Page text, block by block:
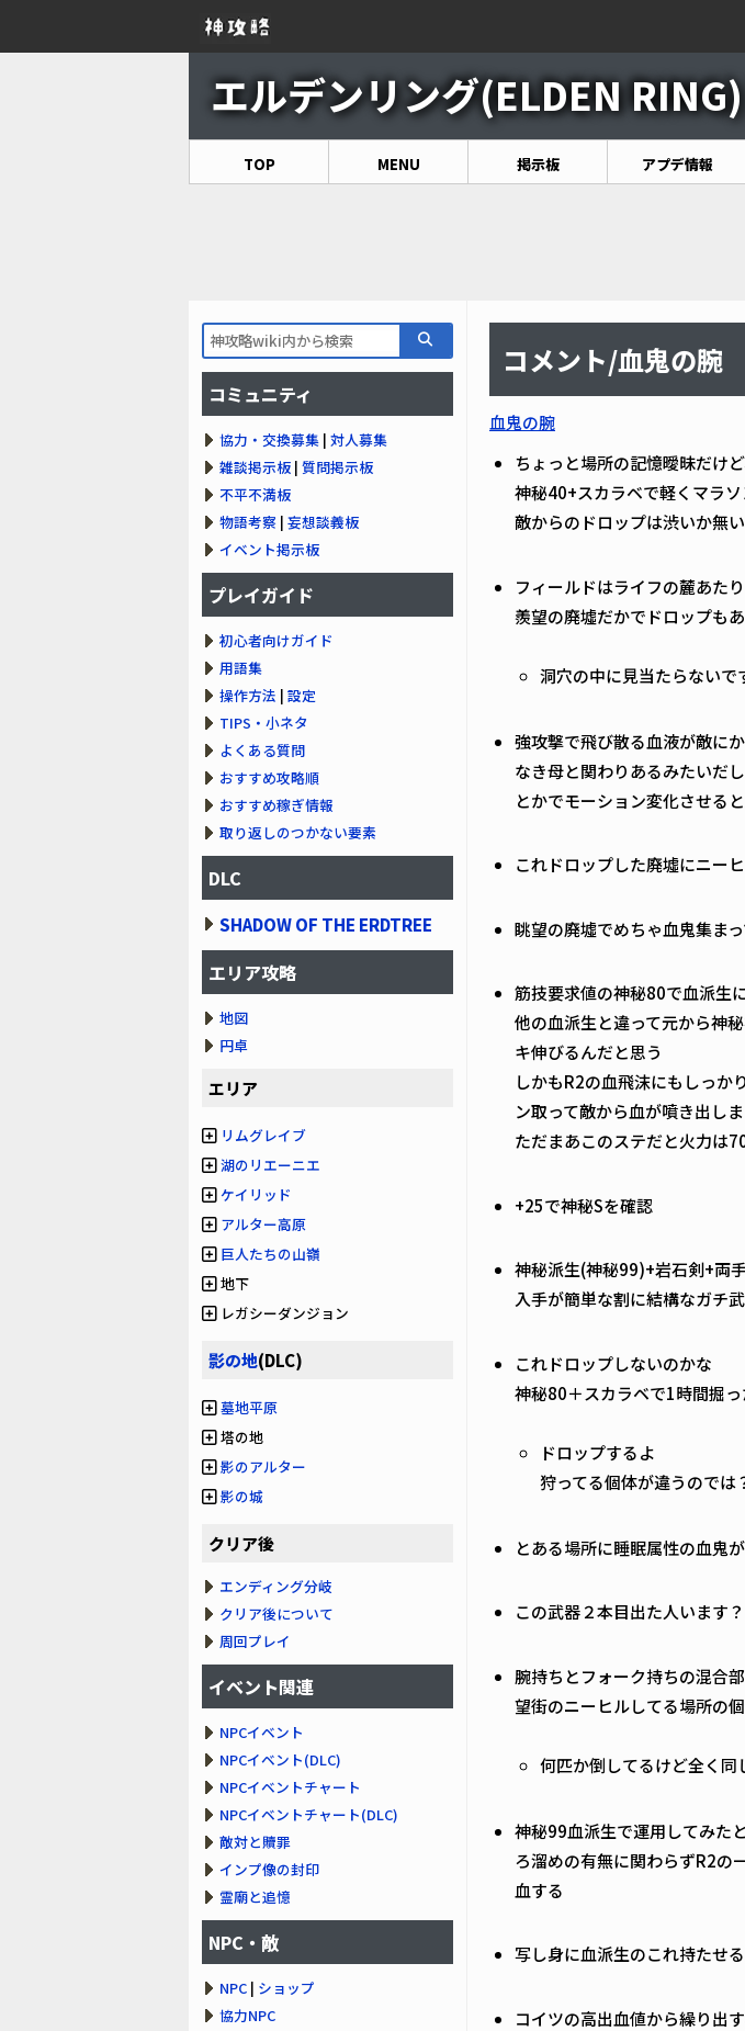
エルデンリング(ELDEN
TOP MENU 掲示板 アプデ情報
コメント/血鬼の腕
血鬼の腕
ちょっと場所の記憶曖昧だけ
神秘40+スカラベで軽くマラソ
敵からのドロップは渋いか無
フィールドはライフの麓あた
羨望の廃墟だかでドロップも
洞穴の中に見当たらないで
強攻撃で飛び散る血液が敵に
なき母と関わりあるみたいだ
とかでモーション変化させる
これドロップした廃墟にニー
眺望の廃墟でめちゃ血鬼集ま
筋技要求値の神秘80で血派生
他の血派生と違って元から神
キ伸びるんだと思う
しかもR2の血飛沫にもしっか
ン取って敵から血が噴き出し
ただまあこのステだと火力は
+25で神秘Sを確認
神秘派生(神秘99)+岩石剣+両
入手が簡単な割に結構なガチ
これドロップしないのかな
神秘80＋スカラベで1時間掘
ドロップするよ
狩ってる個体が違うのでは
とある場所に睡眠属性の血鬼
この武器２本目出た人います？
腕持ちとフォーク持ちの混合
望街のニーヒルしてる場所の
何匹か倒してるけど全く同
神秘99血派生で運用してみた
ろ溜めの有無に関わらずR2の
血する
写し身に血派生のこれ持たせ
コイツの高出血値から繰り出
コミュニティ
協力・交換募集 | 対人募集
雑談掲示板 | 質問掲示板
不平不満板
物語考察 | 妄想談義板
イベント掲示板
プレイガイド
初心者向けガイド
用語集
操作方法 | 設定
TIPS・小ネタ
よくある質問
おすすめ攻略順
おすすめ稼ぎ情報
取り返しのつかない要素
DLC
SHADOW OF THE ERDTREE
エリア攻略
地図
円卓
エリア
リムグレイブ
湖のリエーニエ
ケイリッド
アルター高原
巨人たちの山嶺
地下
レガシーダンジョン
影の地(DLC)
墓地平原
塔の地
影のアルター
影の城
クリア後
エンディング分岐
クリア後について
周回プレイ
イベント関連
NPCイベント
NPCイベント(DLC)
NPCイベントチャート
NPCイベントチャート(DLC)
敵対と贖罪
インプ像の封印
霊廟と追憶
NPC・敵
NPC | ショップ
協力NPC